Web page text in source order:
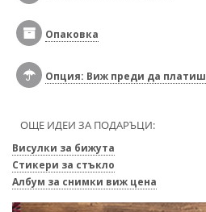
Опаковка
Опция: Виж преди да платиш
ОЩЕ ИДЕИ ЗА ПОДАРЪЦИ:
Висулки за бижута
Стикери за стъкло
Албум за снимки виж цена